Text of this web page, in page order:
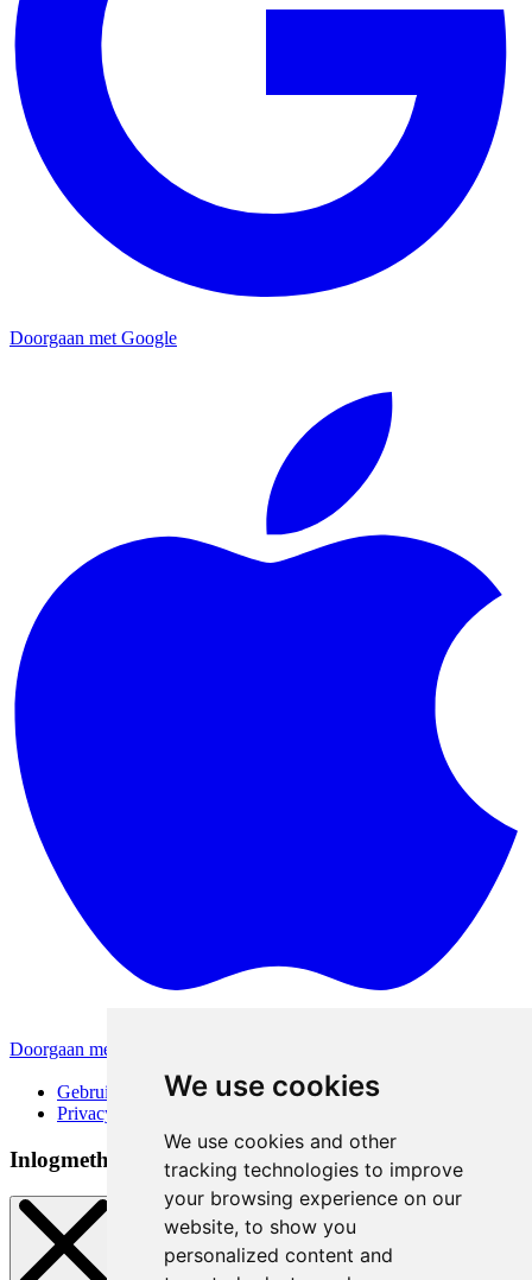
We use cookies
We use cookies and other
tracking technologies to improve
your browsing experience on our
website, to show you
personalized content and
Doorgaan met Google
Doorgaan met Apple
Gebruiksvoorwaarden
Privacybeleid
Inlogmethoden